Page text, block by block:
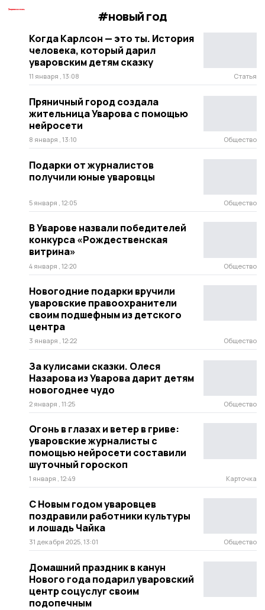
#новый год
Когда Карлсон — это ты. История
человека, который дарил
уваровским детям сказку
11 января , 13:08 Статья
Пряничный город создала
жительница Уварова с помощью
нейросети
8 января , 13:10 Общество
Подарки от журналистов
получили юные уваровцы
5 января , 12:05 Общество
В Уварове назвали победителей
конкурса «Рождественская
витрина»
4 января , 12:20 Общество
Новогодние подарки вручили
уваровские правоохранители
своим подшефным из детского
центра
3 января , 12:22 Общество
За кулисами сказки. Олеся
Назарова из Уварова дарит детям
новогоднее чудо
2 января , 11:25 Общество
Огонь в глазах и ветер в гриве:
уваровские журналисты с
помощью нейросети составили
шуточный гороскоп
1 января , 12:49 Карточка
С Новым годом уваровцев
поздравили работники культуры
и лошадь Чайка
31 декабря 2025, 13:01 Общество
Домашний праздник в канун
Нового года подарил уваровский
центр соцуслуг своим
подопечным